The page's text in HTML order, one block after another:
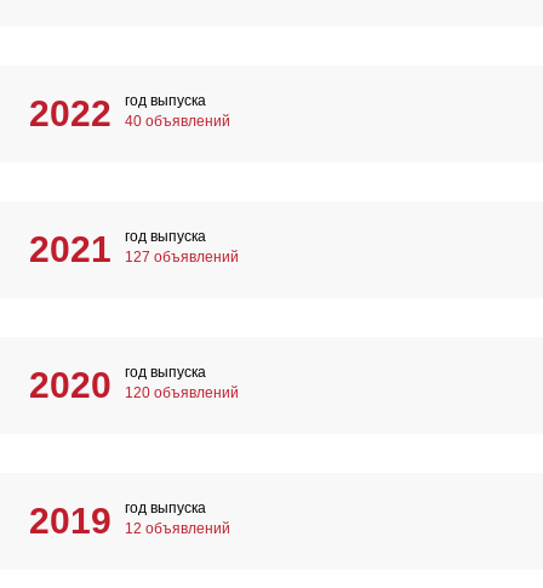
2022
год выпуска
40 объявлений
2021
год выпуска
127 объявлений
2020
год выпуска
120 объявлений
2019
год выпуска
12 объявлений